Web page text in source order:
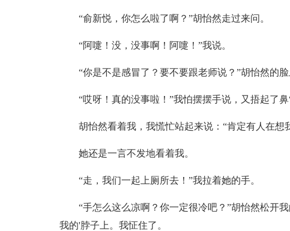
“俞新悦，你怎么啦了啊？”胡怡然走过来问。
“阿嚏！没，没事啊！阿嚏！”我说。
“你是不是感冒了？要不要跟老师说？”胡怡然的脸
“哎呀！真的没事啦！”我怕摆摆手说，又捂起了鼻
胡怡然看着我，我慌忙站起来说：“肯定有人在
她还是一言不发地看着我。
“走，我们一起上厕所去！”我拉着她的手。
“手怎么这么凉啊？你一定很冷吧？”胡怡然松开
我的'脖子上。我怔住了。